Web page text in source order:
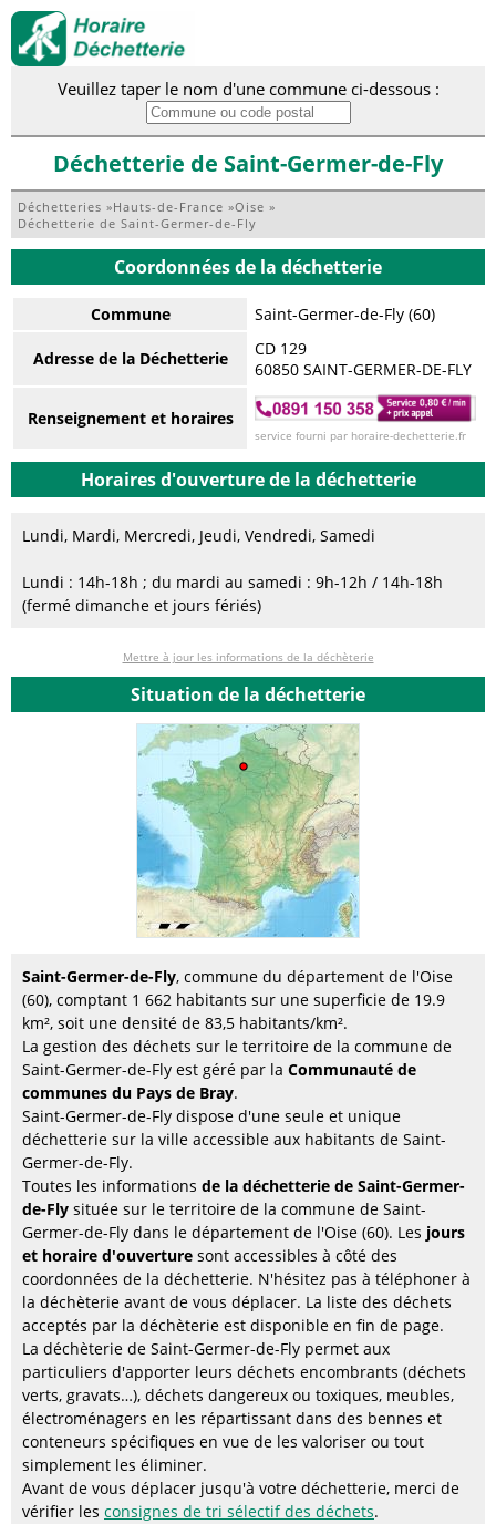
Veuillez taper le nom d'une commune ci-dessous :
Déchetterie de Saint-Germer-de-Fly
Déchetteries »Hauts-de-France »Oise »
Déchetterie de Saint-Germer-de-Fly
Coordonnées de la déchetterie
Commune Saint-Germer-de-Fly (60)
Adresse de la Déchetterie
CD 129
60850 SAINT-GERMER-DE-FLY
Renseignement et horaires
service fourni par horaire-dechetterie.fr
Horaires d'ouverture de la déchetterie
Lundi, Mardi, Mercredi, Jeudi, Vendredi, Samedi
Lundi : 14h-18h ; du mardi au samedi : 9h-12h / 14h-18h
(fermé dimanche et jours fériés)
Mettre à jour les informations de la déchèterie
Situation de la déchetterie
Saint-Germer-de-Fly, commune du département de l'Oise
(60), comptant 1 662 habitants sur une superficie de 19.9
km², soit une densité de 83,5 habitants/km².
La gestion des déchets sur le territoire de la commune de
Saint-Germer-de-Fly est géré par la Communauté de
communes du Pays de Bray.
Saint-Germer-de-Fly dispose d'une seule et unique
déchetterie sur la ville accessible aux habitants de Saint-
Germer-de-Fly.
Toutes les informations de la déchetterie de Saint-Germer-
de-Fly située sur le territoire de la commune de Saint-
Germer-de-Fly dans le département de l'Oise (60). Les jours
et horaire d'ouverture sont accessibles à côté des
coordonnées de la déchetterie. N'hésitez pas à téléphoner à
la déchèterie avant de vous déplacer. La liste des déchets
acceptés par la déchèterie est disponible en fin de page.
La déchèterie de Saint-Germer-de-Fly permet aux
particuliers d'apporter leurs déchets encombrants (déchets
verts, gravats…), déchets dangereux ou toxiques, meubles,
électroménagers en les répartissant dans des bennes et
conteneurs spécifiques en vue de les valoriser ou tout
simplement les éliminer.
Avant de vous déplacer jusqu'à votre déchetterie, merci de
vérifier les consignes de tri sélectif des déchets.